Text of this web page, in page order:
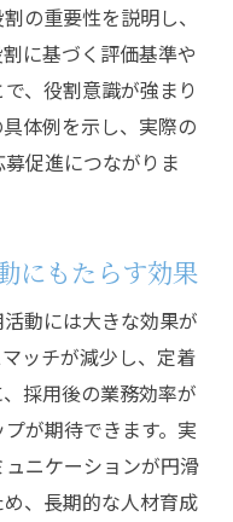
の重要性を説明し、
に基づく評価基準や
、役割意識が強まり
体例を示し、実際の
促進につながりま
にもたらす効果
動には大きな効果が
ッチが減少し、定着
採用後の業務効率が
が期待できます。実
ニケーションが円滑
、長期的な人材育成